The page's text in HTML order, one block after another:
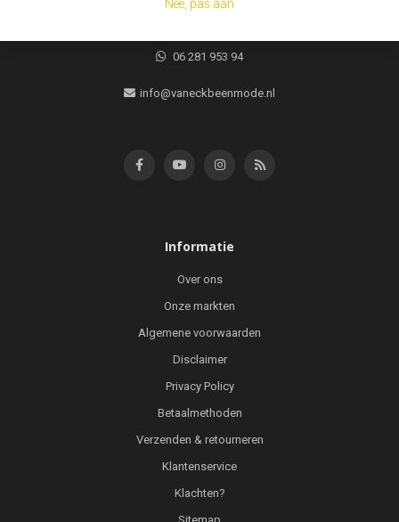
06 281 953 94
info@vaneckbeenmode.nl
Informatie
Over ons
Onze markten
Algemene voorwaarden
Disclaimer
Privacy Policy
Betaalmethoden
Verzenden & retourneren
Klantenservice
Klachten?
Nee, pas aan